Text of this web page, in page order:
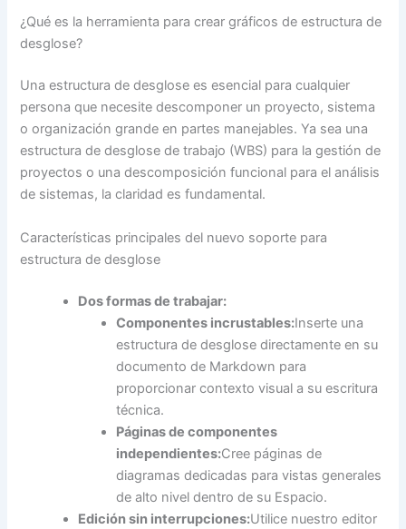
¿Qué es la herramienta para crear gráficos de estructura de
desglose?
Una estructura de desglose es esencial para cualquier
persona que necesite descomponer un proyecto, sistema
o organización grande en partes manejables. Ya sea una
estructura de desglose de trabajo (WBS) para la gestión de
proyectos o una descomposición funcional para el análisis
de sistemas, la claridad es fundamental.
Características principales del nuevo soporte para
estructura de desglose
Dos formas de trabajar:
Componentes incrustables:Inserte una
estructura de desglose directamente en su
documento de Markdown para
proporcionar contexto visual a su escritura
técnica.
Páginas de componentes
independientes:Cree páginas de
diagramas dedicadas para vistas generales
de alto nivel dentro de su Espacio.
Edición sin interrupciones:Utilice nuestro editor